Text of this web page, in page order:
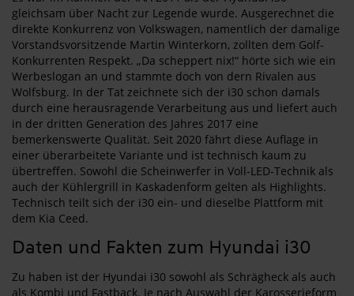
gleichsam über Nacht zur Legende wurde. Ausgerechnet die
direkte Konkurrenz von Volkswagen, namentlich der damalige
Vorstandsvorsitzende Martin Winterkorn, zollten dem Golf-
Konkurrenten Respekt. „Da scheppert nix!“ hörte sich wie ein
Werbeslogan an und stammte doch von dern Rivalen aus
Wolfsburg. In der Tat zeichnete sich der i30 schon damals
durch eine herausragende Verarbeitung aus und liefert auch
in der dritten Generation des Jahres 2017 eine
bemerkenswerte Qualität. Seit 2020 fährt diese Auflage in
einer überarbeitete Variante und ist technisch kaum zu
übertreffen. Sowohl die Scheinwerfer in Voll-LED-Technik als
auch der Kühlergrill in Kaskadenform gelten als Highlights.
Technisch teilt sich der i30 ein- und dieselbe Plattform mit
dem Kia Ceed.
Daten und Fakten zum Hyundai i30
Zu haben ist der Hyundai i30 sowohl als Schrägheck als auch
als Kombi und Fastback. Je nach Auswahl der Karosserieform